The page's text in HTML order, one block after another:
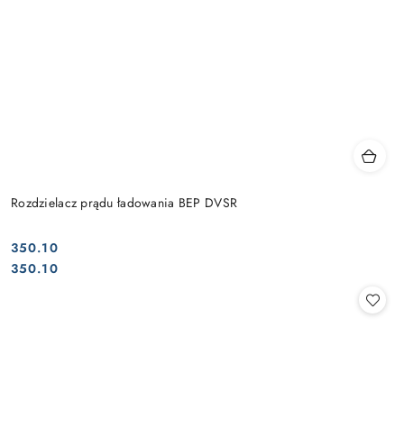
Rozdzielacz prądu ładowania BEP DVSR
Cena:
350.10
Cena:
350.10